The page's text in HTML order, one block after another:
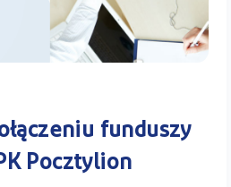
Kalkulator PPK
funduszy
Pocztylion